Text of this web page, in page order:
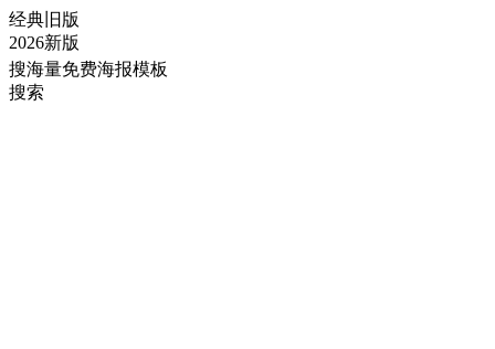
经典旧版
2026新版
搜海量免费海报模板
搜索